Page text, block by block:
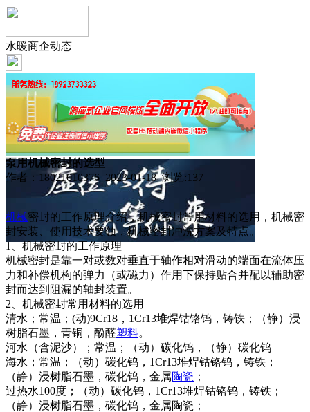
水暖商企动态
泵用机械密封的选型
作者：18021010376 2023-01-18 浏览:137
机械密封的工作原理介绍，机械密封常用材料的选用，机械密
封安装、使用技术要领，机械密封冲洗方案及特点。
1、机械密封的工作原理
机械密封是靠一对或数对垂直于轴作相对滑动的端面在流体压
力和补偿机构的弹力（或磁力）作用下保持贴合并配以辅助密
封而达到阻漏的轴封装置。
2、机械密封常用材料的选用
清水；常温；(动)9Cr18，1Cr13堆焊钴铬钨，铸铁；（静）浸
树脂石墨，青铜，酚醛塑料。
河水（含泥沙）；常温；（动）碳化钨，（静）碳化钨
海水；常温；（动）碳化钨，1Cr13堆焊钴铬钨，铸铁；
（静）浸树脂石墨，碳化钨，金属陶瓷 ；
过热水100度；（动）碳化钨，1Cr13堆焊钴铬钨，铸铁；
（静）浸树脂石墨，碳化钨，金属陶瓷；